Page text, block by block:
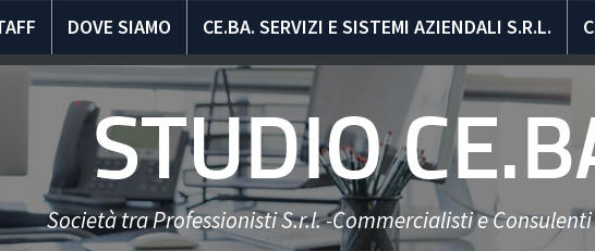
DOVE SIAMO CE.BA. SERVIZI E SISTEMI AZIENDALI S.R.L.
STUDIO
Società tra Professionisti S.r.l. -Commercialisti e